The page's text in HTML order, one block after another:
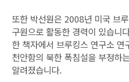
또한 박선원은 2008년 미국 브
구원으로 활동한 경력이 있습니
한 책자에서 브루킹스 연구소 연
천안함의 북한 폭침설을 부정하
알려졌습니다.